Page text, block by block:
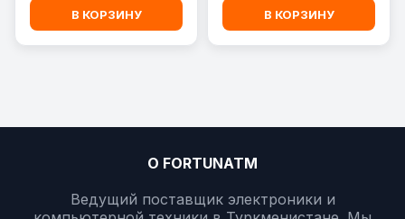
В КОРЗИНУ В КОРЗИНУ
О FORTUNATM
Ведущий поставщик электроники и